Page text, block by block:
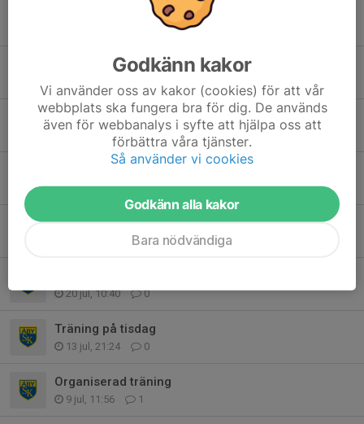
Organiserad träning
Info
1 aug, 19:03 1
26 jul, 22:21 0
Tävling
0
20 jul, 10:40 0
Träning på tisdag
13 jul, 21:24 0
Organiserad träning
9 jul, 11:56 1
Godkänn kakor
Vi använder oss av kakor (cookies) för att vår
webbplats ska fungera bra för dig. De används
även för webbanalys i syfte att hjälpa oss att
förbättra våra tjänster.
Så använder vi cookies
Godkänn alla kakor
Bara nödvändiga